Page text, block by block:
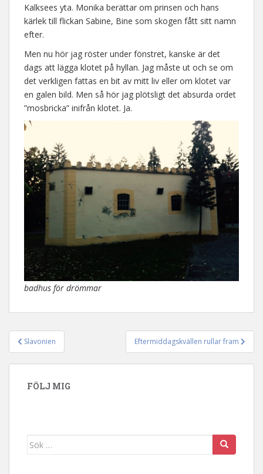
Kalksees yta. Monika berättar om prinsen och hans
kärlek till flickan Sabine, Bine som skogen fått sitt namn
efter.
Men nu hör jag röster under fönstret, kanske är det
dags att lägga klotet på hyllan. Jag måste ut och se om
det verkligen fattas en bit av mitt liv eller om klotet var
en galen bild. Men så hör jag plötsligt det absurda ordet
”mosbricka” inifrån klotet. Ja.
badhus för drömmar
Inläggsnavigering
Slavonien Eftermiddagskvällen rullar fram
FÖLJ MIG
Sök efter: